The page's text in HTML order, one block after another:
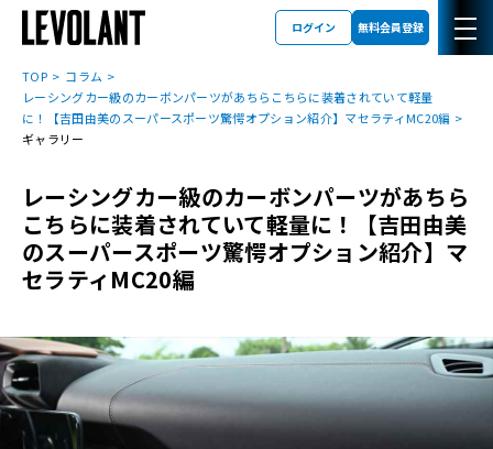
ログイン 無料会員登録
TOP
コラム
レーシングカー級のカーボンパーツがあちらこちらに装着されていて軽量
に！【吉田由美のスーパースポーツ驚愕オプション紹介】マセラティMC20編
ギャラリー
レーシングカー級のカーボンパーツがあちら
こちらに装着されていて軽量に！【吉田由美
のスーパースポーツ驚愕オプション紹介】マ
セラティMC20編